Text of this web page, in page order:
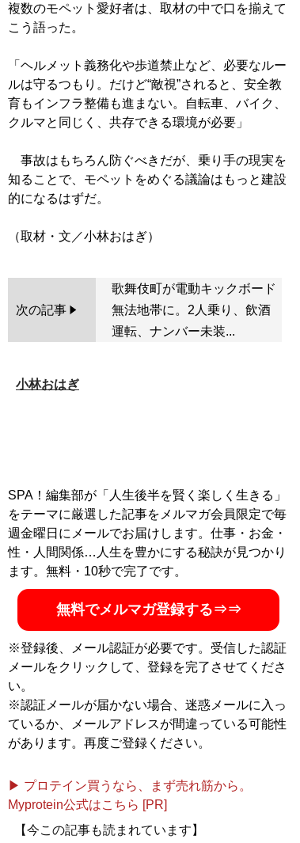
複数のモペット愛好者は、取材の中で口を揃えて
こう語った。
「ヘルメット義務化や歩道禁止など、必要なルー
ルは守るつもり。だけど“敵視”されると、安全教
育もインフラ整備も進まない。自転車、バイク、
クルマと同じく、共存できる環境が必要」
事故はもちろん防ぐべきだが、乗り手の現実を
知ることで、モペットをめぐる議論はもっと建設
的になるはずだ。
次の記事
歌舞伎町が電動キックボード
無法地帯に。2人乗り、飲酒
運転、ナンバー未装...
小林おはぎ
SPA！編集部が「人生後半を賢く楽しく生きる」
をテーマに厳選した記事をメルマガ会員限定で毎
週金曜日にメールでお届けします。仕事・お金・
性・人間関係…人生を豊かにする秘訣が見つかり
ます。無料・10秒で完了です。
無料でメルマガ登録する⇒⇒
※登録後、メール認証が必要です。受信した認証
メールをクリックして、登録を完了させてくださ
い。
※認証メールが届かない場合、迷惑メールに入っ
ているか、メールアドレスが間違っている可能性
があります。再度ご登録ください。
▶ プロテイン買うなら、まず売れ筋から。
Myprotein公式はこちら [PR]
【今この記事も読まれています】